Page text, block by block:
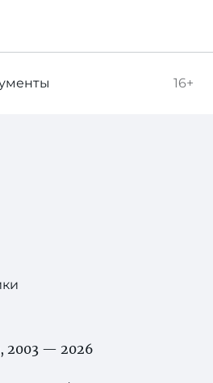
16+
, 2003 — 2026